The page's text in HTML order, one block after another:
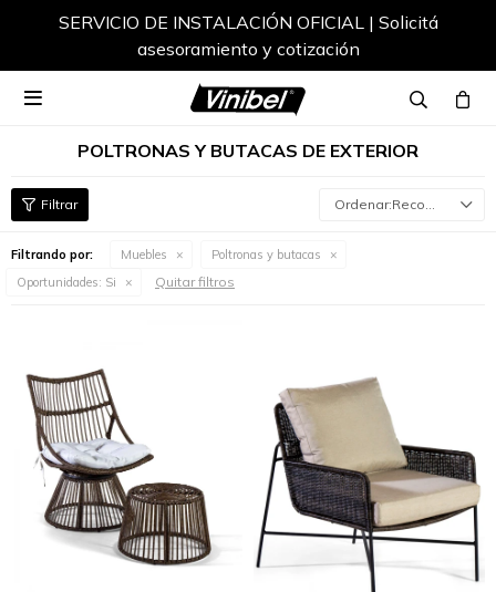
SERVICIO DE INSTALACIÓN OFICIAL | Solicitá
asesoramiento y cotización

POLTRONAS Y BUTACAS DE EXTERIOR
Recomendados
Filtrando por: Muebles
Poltronas y butacas
Oportunidades: Si Quitar filtros